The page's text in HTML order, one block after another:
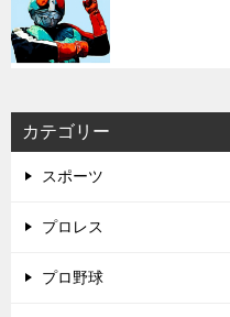
カテゴリー
スポーツ
プロレス
プロ野球